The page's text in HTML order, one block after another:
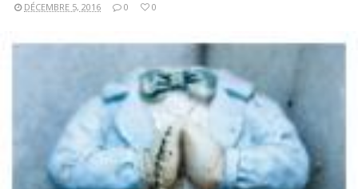
DÉCEMBRE 5, 2016 0 0